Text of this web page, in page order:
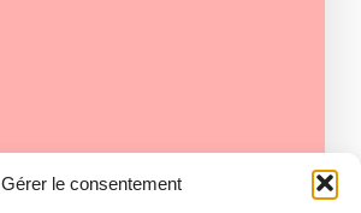
Gérer le consentement
DÉCEMBRE 9